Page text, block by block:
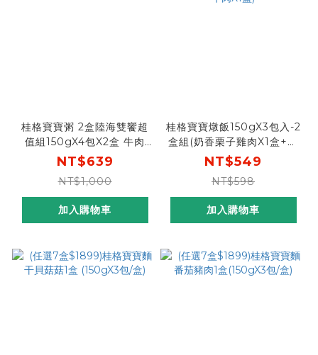
桂格寶寶粥 2盒陸海雙饗超
值組150gX4包X2盒 牛肉
+干貝
NT$639
NT$1,000
加入購物車
桂格寶寶燉飯150gX3包入-2
盒組(奶香栗子雞肉X1盒+羅
宋甜椒牛肉X1盒)
NT$549
NT$598
加入購物車